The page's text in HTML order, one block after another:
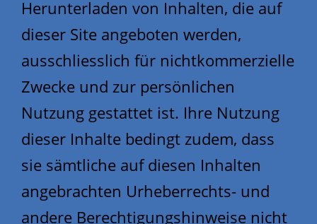
Herunterladen von Inhalten, die auf
dieser Site angeboten werden,
ausschliesslich für nichtkommerzielle
Zwecke und zur persönlichen
Nutzung gestattet ist. Ihre Nutzung
dieser Inhalte bedingt zudem, dass
sie sämtliche auf diesen Inhalten
angebrachten Urheberrechts- und
andere Berechtigungshinweise nicht